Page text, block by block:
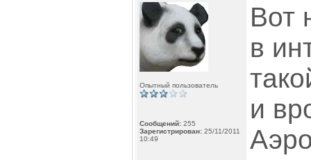
Опытный пользователь
Сообщений: 255
Зарегистрирован: 25/11/2011
10:49
Вот
в
и